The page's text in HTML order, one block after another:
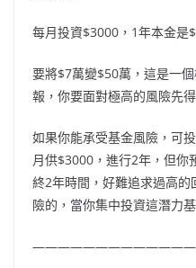
每月投資$3000，1年本金是
要將$7萬變$50萬，這是一
報，你要面對極高的風險先
如果你能承受基金風險，可
月供$3000，進行2年，但你
終2年時間，好難追求過高
險的，當你集中投資這潛力